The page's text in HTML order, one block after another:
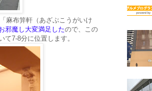
麻布笄軒（あざぶこうがいけ
邪魔し大変満足したので、この
7-8分に位置します。